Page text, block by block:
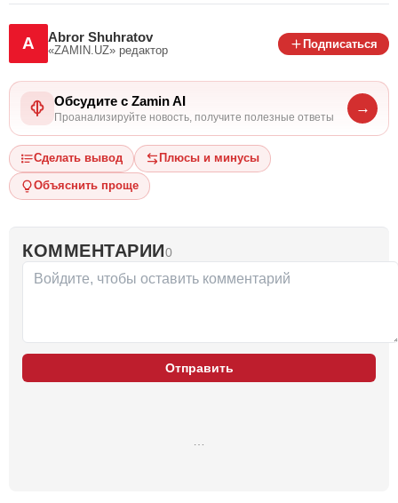
A Abror Shuhratov
«ZAMIN.UZ» редактор
Подписаться
Обсудите с Zamin AI
Проанализируйте новость, получите полезные ответы
→
Сделать вывод Плюсы и минусы
Объяснить проще
КОММЕНТАРИИ0
Отправить
…